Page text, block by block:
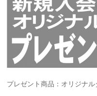
プレゼント商品：オリジナル